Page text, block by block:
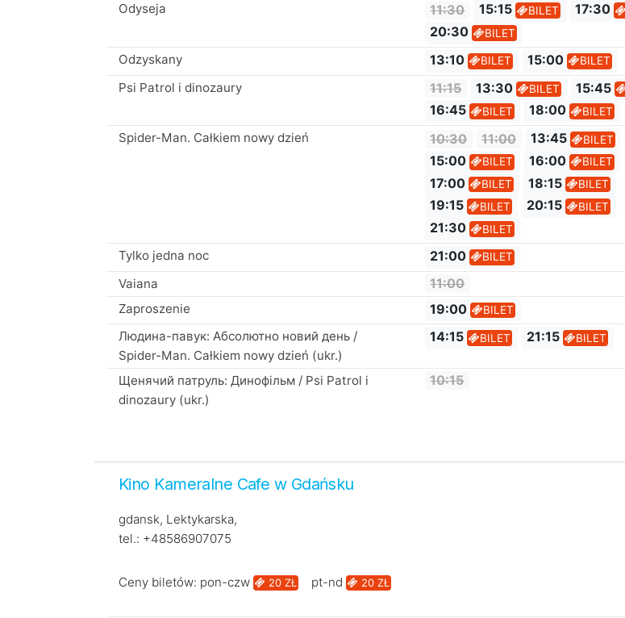
Odyseja 11:30 15:15 BILET 17:30
20:30 BILET
Odzyskany 13:10 BILET 15:00 BILET
Psi Patrol i dinozaury 11:15 13:30 BILET 15:45
16:45 BILET 18:00 BILET
Spider-Man. Całkiem nowy dzień 10:30 11:00 13:45 BILET
15:00 BILET 16:00 BILET
17:00 BILET 18:15 BILET
19:15 BILET 20:15 BILET
21:30 BILET
Tylko jedna noc 21:00 BILET
Vaiana
11:00
Zaproszenie
19:00 BILET
Людина-павук: Абсолютно новий день /
Spider-Man. Całkiem nowy dzień (ukr.)
14:15 BILET 21:15 BILET
Щенячий патруль: Динофільм / Psi Patrol i
dinozaury (ukr.)
10:15
Kino Kameralne Cafe w Gdańsku
gdansk, Lektykarska,
tel.: +48586907075
Ceny biletów: pon-czw 20 ZŁ pt-nd 20 ZŁ